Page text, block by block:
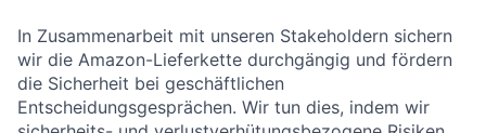
In Zusammenarbeit mit unseren Stakeholdern sichern
wir die Amazon-Lieferkette durchgängig und fördern
die Sicherheit bei geschäftlichen
Entscheidungsgesprächen. Wir tun dies, indem wir